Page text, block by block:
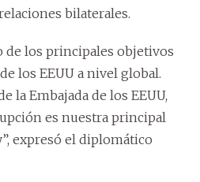
bilaterales.
de los principales objetivos
los EEUU a nivel global.
la Embajada de los EEUU,
es nuestra principal
expresó el diplomático